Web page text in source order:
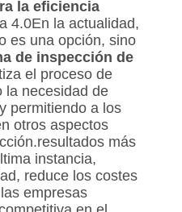
la eficiencia
4.0En la actualidad,
es una opción, sino
de inspección de
el proceso de
la necesidad de
permitiendo a los
otros aspectos
más
instancia,
reduce los costes
empresas